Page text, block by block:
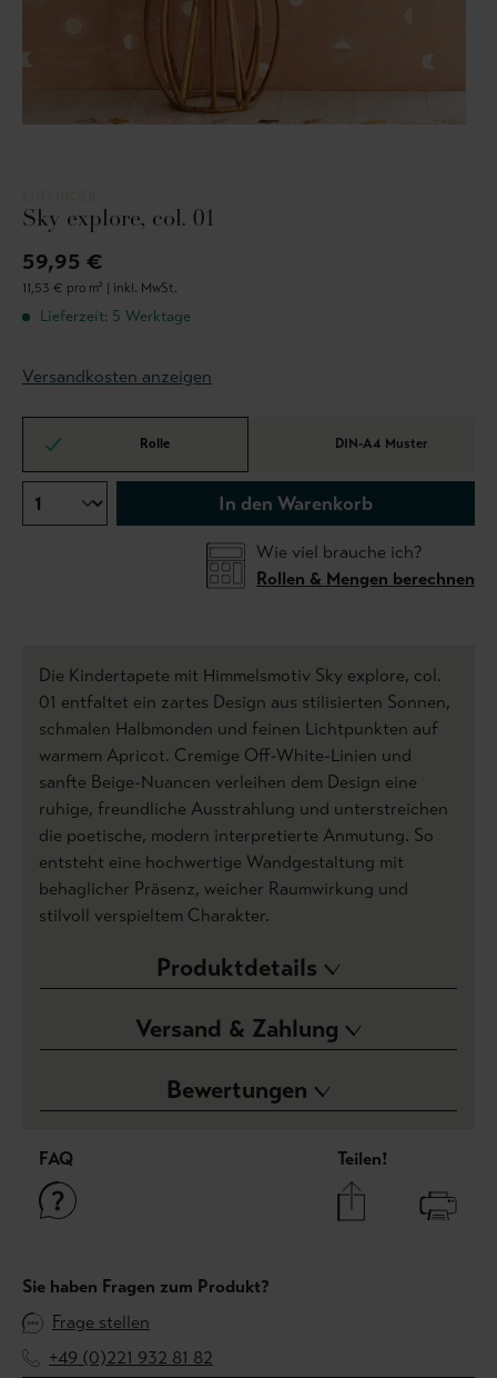
Sky explore, col. 01
59,95 €
11,53 € pro m² | inkl. MwSt.
Lieferzeit: 5 Werktage
Versandkosten anzeigen
Rolle DIN-A4 Muster
In den Warenkorb
Wie viel brauche ich?
Rollen & Mengen berechnen
Die Kindertapete mit Himmelsmotiv Sky explore, col.
01 entfaltet ein zartes Design aus stilisierten Sonnen,
schmalen Halbmonden und feinen Lichtpunkten auf
warmem Apricot. Cremige Off-White-Linien und
sanfte Beige-Nuancen verleihen dem Design eine
ruhige, freundliche Ausstrahlung und unterstreichen
die poetische, modern interpretierte Anmutung. So
entsteht eine hochwertige Wandgestaltung mit
behaglicher Präsenz, weicher Raumwirkung und
stilvoll verspieltem Charakter.
Produktdetails
Versand & Zahlung
Bewertungen
FAQ Teilen!
Sie haben Fragen zum Produkt?
Frage stellen
+49 (0)221 932 81 82